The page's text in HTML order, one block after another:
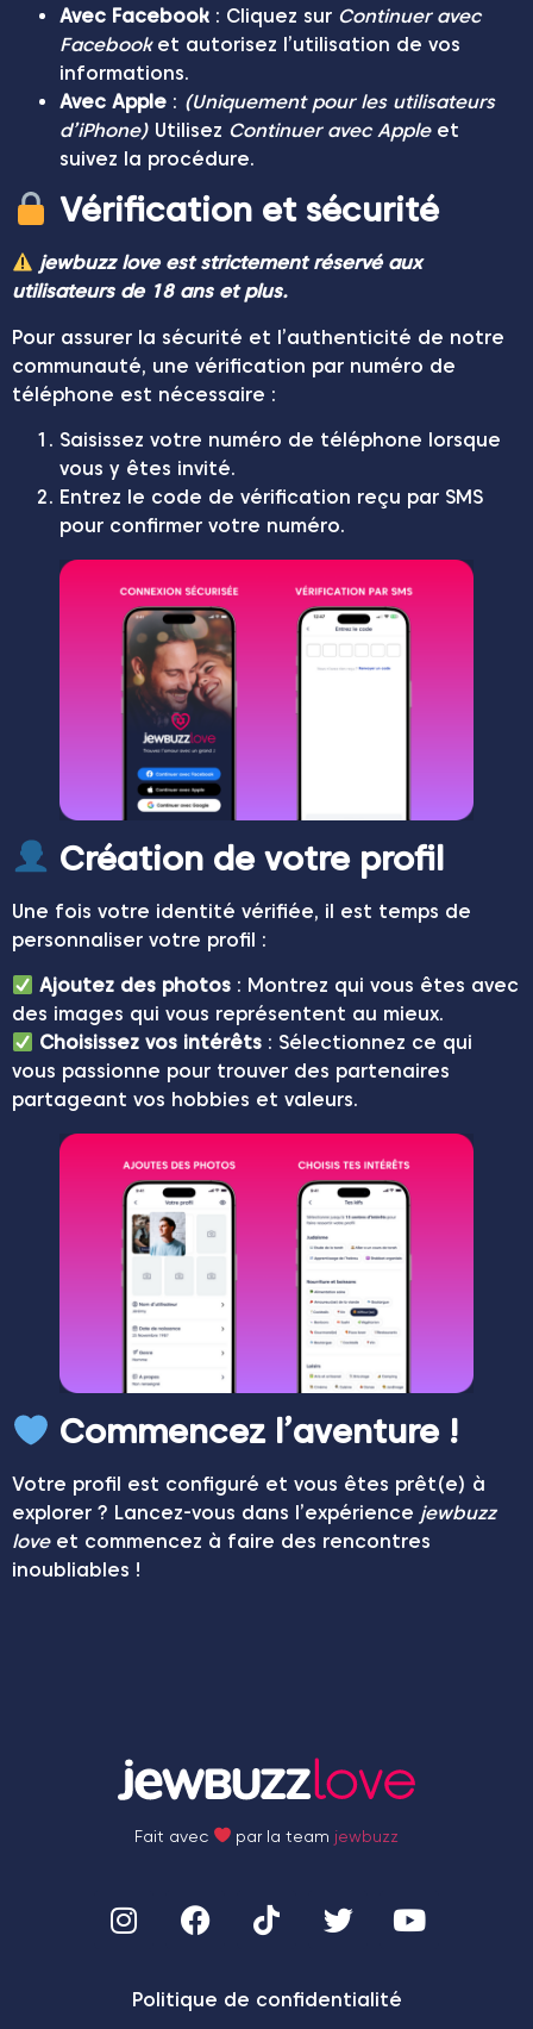
Avec Facebook : Cliquez sur Continuer avec
Facebooket autorisez l’utilisation de vos
informations.
Avec Apple : (Uniquement pour les utilisateurs
d’iPhone) Utilisez Continuer avec Appleet
suivez la procédure.
Vérification et sécurité
jewbuzz love est strictement réservé aux
utilisateurs de 18 ans et plus.
Pour assurer la sécurité et l’authenticité de notre
communauté, une vérification par numéro de
téléphone est nécessaire :
Saisissez votre numéro de téléphone lorsque
vous y êtes invité.
Entrez le code de vérification reçu par SMS
pour confirmer votre numéro.
Création de votre profil
Une fois votre identité vérifiée, il est temps de
personnaliser votre profil :
Ajoutez des photos : Montrez qui vous êtes avec
des images qui vous représentent au mieux.
Choisissez vos intérêts : Sélectionnez ce qui
vous passionne pour trouver des partenaires
partageant vos hobbies et valeurs.
Commencez l’aventure !
Votre profil est configuré et vous êtes prêt(e) à
explorer ? Lancez-vous dans l’expérience jewbuzz
loveet commencez à faire des rencontres
inoubliables !
Fait avec par la team jewbuzz
Politique de confidentialité